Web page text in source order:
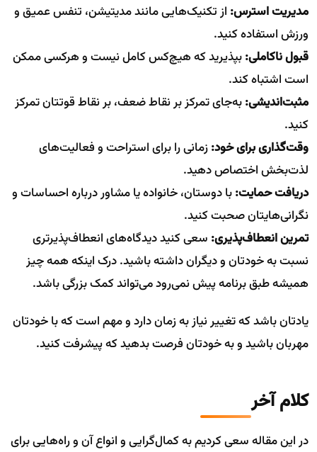
مدیریت استرس: از تکنیک‌هایی مانند مدیتیشن، تنفس عمیق و
ورزش استفاده کنید.
قبول ناکاملی:بپذیرید که هیچ‌کس کامل نیست و هرکسی ممکن
است اشتباه کند.
مثبت‌اندیشی:به‌جای تمرکز بر نقاط ضعف، بر نقاط قوتتان تمرکز
کنید.
وقت‌گذاری برای خود:زمانی را برای استراحت و فعالیت‌های
لذت‌بخش اختصاص دهید.
دریافت حمایت:با دوستان، خانواده یا مشاور درباره احساسات و
نگرانی‌هایتان صحبت کنید.
تمرین انعطاف‌پذیری: سعی کنید دیدگاه‌های انعطاف‌پذیرتری
نسبت به خودتان و دیگران داشته باشید. درک اینکه همه چیز
همیشه طبق برنامه پیش نمی‌رود می‌تواند کمک بزرگی باشد.
یادتان باشد که تغییر نیاز به زمان دارد و مهم است که با خودتان
مهربان باشید و به خودتان فرصت بدهید که پیشرفت کنید.
کلام آخر
در این مقاله سعی کردیم به کمال‌گرایی و انواع آن و راه‌هایی برای